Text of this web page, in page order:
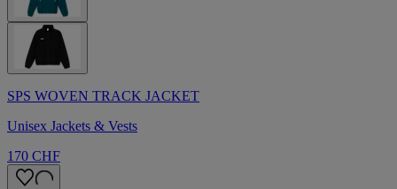
SPS WOVEN TRACK JACKET
Unisex Jackets & Vests
170 CHF